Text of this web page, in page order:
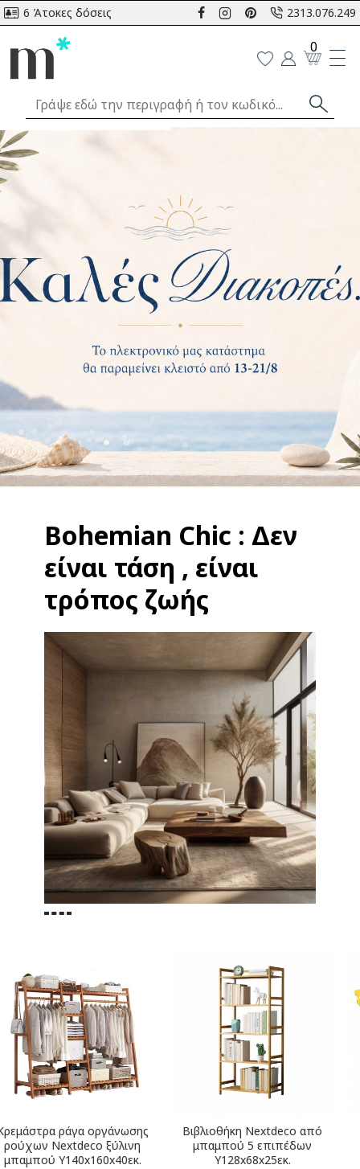
6 Άτοκες δόσεις 2313.076.249
0
Bohemian Chic : Δεν
είναι τάση , είναι
τρόπος ζωής
Κρεμάστρα ράγα οργάνωσης
ρούχων Nextdeco ξύλινη
μπαμπού Υ140x160x40εκ.
Βιβλιοθήκη Nextdeco από
μπαμπού 5 επιπέδων
Υ128x68x25εκ.